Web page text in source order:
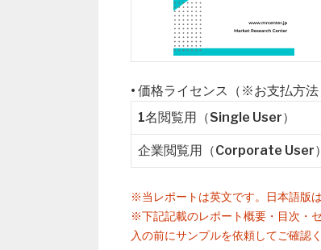
• 価格ライセンス（※お支払方法
1名閲覧用（Single User）
企業閲覧用（Corporate User）
※当レポートは英文です。日本語版は
※下記記載のレポート概要・目次・
入の前にサンプルを依頼してご確認く